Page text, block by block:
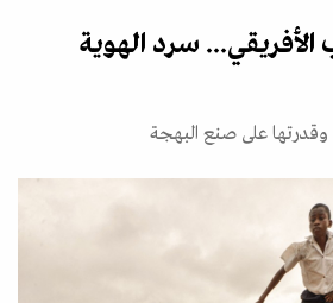
الأفريقي... سرد الهوية
على صنع البهجة